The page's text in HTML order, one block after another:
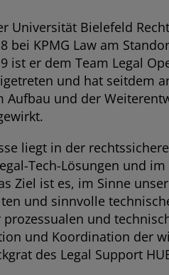
Universität Bielefeld
bei KPMG Law am
ist er dem Team Legal
und hat seitdem
Aufbau und der
liegt in der
Tech-Lösungen und im
Ziel ist es, im Sinne
und sinnvolle
und
und Koordination der
des Legal Support